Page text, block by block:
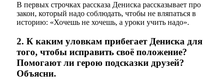
В первых строчках рассказа Дениска рассказывает про
закон, который надо соблюдать, чтобы не вляпаться в
историю: «Хочешь не хочешь, а уроки учить надо».
2. К каким уловкам прибегает Дениска для
того, чтобы исправить своё положение?
Помогают ли герою подсказки друзей?
Объясни.